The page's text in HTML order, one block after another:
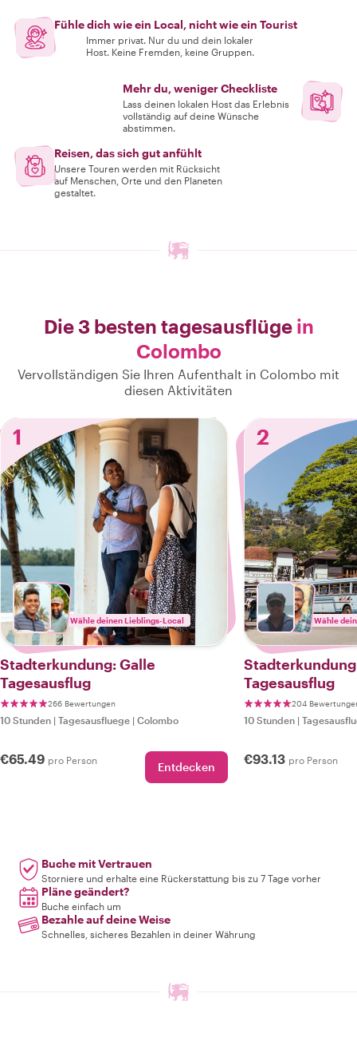
Fühle dich wie ein Local, nicht wie ein Tourist
Immer privat. Nur du und dein lokaler
Host. Keine Fremden, keine Gruppen.
Mehr du, weniger Checkliste
Lass deinen lokalen Host das Erlebnis
vollständig auf deine Wünsche
abstimmen.
Reisen, das sich gut anfühlt
Unsere Touren werden mit Rücksicht
auf Menschen, Orte und den Planeten
gestaltet.
Die 3 besten tagesausflüge in
Colombo
Vervollständigen Sie Ihren Aufenthalt in Colombo mit
diesen Aktivitäten
1
Wähle deinen Lieblings-Local
Stadterkundung: Galle
Tagesausflug
266 Bewertungen
10 Stunden | Tagesausfluege | Colombo
€65.49 pro Person Entdecken
2
Wähle
Tagesausflug
204
10 Stunden |
€93.13 pro Person
Buche mit Vertrauen
Storniere und erhalte eine Rückerstattung bis zu 7 Tage vorher
Pläne geändert?
Buche einfach um
Bezahle auf deine Weise
Schnelles, sicheres Bezahlen in deiner Währung